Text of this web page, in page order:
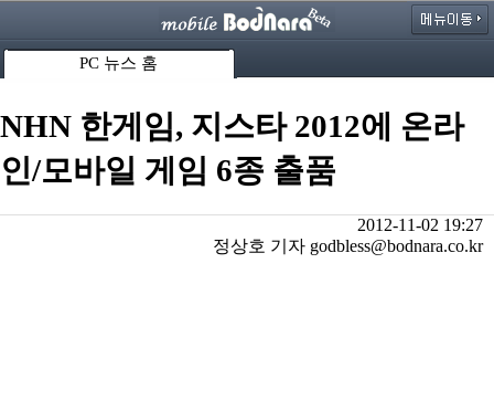
PC 뉴스 홈
NHN 한게임, 지스타 2012에 온라
인/모바일 게임 6종 출품
2012-11-02 19:27
정상호 기자 godbless@bodnara.co.kr